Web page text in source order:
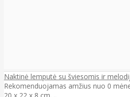
Naktinė lemputė su šviesomis ir
Rekomenduojamas amžius nuo 0